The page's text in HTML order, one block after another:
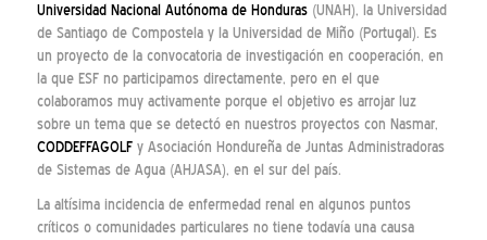
Universidad Nacional Autónoma de Honduras(UNAH), la Universidad
de Santiago de Compostela y la Universidad de Miño (Portugal). Es
un proyecto de la convocatoria de investigación en cooperación, en
la que ESF no participamos directamente, pero en el que
colaboramos muy activamente porque el objetivo es arrojar luz
sobre un tema que se detectó en nuestros proyectos con Nasmar,
CODDEFFAGOLFy Asociación Hondureña de Juntas Administradoras
de Sistemas de Agua (AHJASA), en el sur del país.
La altísima incidencia de enfermedad renal en algunos puntos
críticos o comunidades particulares no tiene todavía una causa